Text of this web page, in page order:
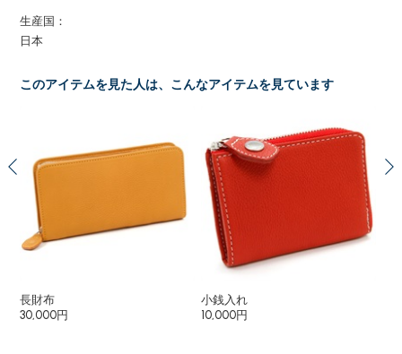
生産国：
日本
このアイテムを見た人は、こんなアイテムを見ています
長財布
30,000円
小銭入れ
10,000円